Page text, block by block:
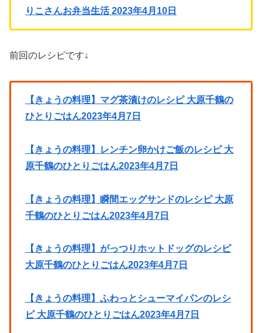
りこさんお弁当生活 2023年4月10日
前回のレシピです↓
【きょうの料理】マグ茶漬けのレシピ 大原千鶴の
ひとりごはん2023年4月7日
【きょうの料理】レンチン卵かけご飯のレシピ 大
原千鶴のひとりごはん2023年4月7日
【きょうの料理】瞬間エッグサンドのレシピ 大原
千鶴のひとりごはん2023年4月7日
【きょうの料理】がっつりホットドッグのレシピ
大原千鶴のひとりごはん2023年4月7日
【きょうの料理】ふわっとシューマイパンのレシ
ピ 大原千鶴のひとりごはん2023年4月7日